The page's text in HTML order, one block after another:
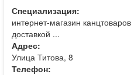
Специализация:
интернет-магазин
доставкой ...
Адрес:
Улица Титова, 8
Телефон: